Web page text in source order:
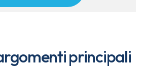
principali